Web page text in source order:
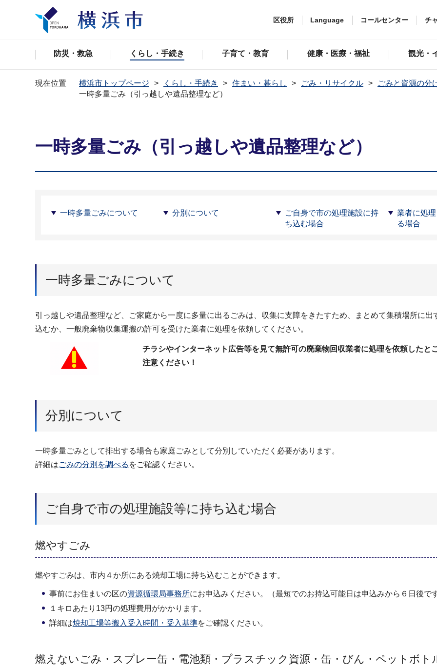
区役所 Language コールセンター チ
防災・救急 くらし・手続き 子育て・教育 健康・医療・福祉 観光・
現在位置 横浜市トップページ くらし・手続き 住まい・暮らし ごみ・リサイクル
ごみと資源の分
一時多量ごみ（引っ越しや遺品整理など）
一時多量ごみ（引っ越しや遺品整理など）
一時多量ごみについて 分別について
ご自身で市の処理施設に持
ち込む場合
業者に処
る場合
一時多量ごみについて
引っ越しや遺品整理など、ご家庭から一度に多量に出るごみは、収集に支障をきたすため、まとめて集積場所に
込むか、一般廃棄物収集運搬の許可を受けた業者に処理を依頼してください。
チラシやインターネット広告等を見て無許可の廃棄物回収業者に処理を依頼したと
注意ください！
分別について
一時多量ごみとして排出する場合も家庭ごみとして分別していただく必要があります。
詳細はごみの分別を調べる をご確認ください。
ご自身で市の処理施設等に持ち込む場合
燃やすごみ
燃やすごみは、市内４か所にある焼却工場に持ち込むことができます。
事前にお住まいの区の資源循環局事務所にお申込みください。（最短でのお持込可能日は申込みから６日後で
１キロあたり13円の処理費用がかかります。
詳細は焼却工場等搬入受入時間・受入基準をご確認ください。
燃えないごみ・スプレー缶・電池類・プラスチック資源・缶・びん・ペットボト